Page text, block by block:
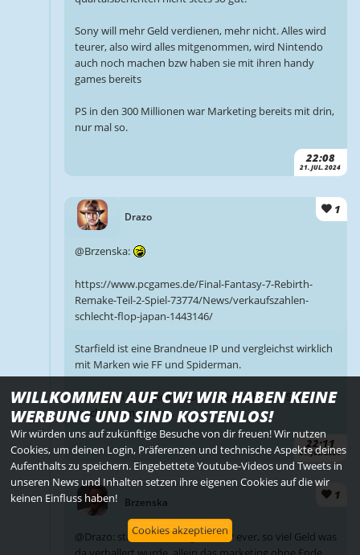
22:08
21. JUL. 2024
Sony will mehr Geld verdienen, mehr nicht. Alles wird
teurer, also wird alles mitgenommen, wird Nintendo
auch noch machen bzw haben sie mit ihren handy
games bereits
PS in den 300 Millionen war Marketing bereits mit drin,
nur mal so.
Drazo
1
22:11
21. JUL. 2024
@Brzenska:
https://www.pcgames.de/Final-Fantasy-7-Rebirth-
Remake-Teil-2-Spiel-73774/News/verkaufszahlen-
schlecht-flop-japan-1443146/
Starfield ist eine Brandneue IP und vergleichst wirklich
mit Marken wie FF und Spiderman.
Die Zahlen im berichten sind eben nicht gut. Sony
macht kaum gewinn.
Brzenska
1
@Drazo: starfield ist die größte IP ever, so viel Geld was
WILLKOMMEN AUF CW! WIR HABEN KEINE
WERBUNG UND SIND KOSTENLOS!
Wir würden uns auf zukünftige Besuche von dir freuen! Wir nutzen
Cookies, um deinen Login, Präferenzen und technische Aspekte deines
Aufenthalts zu speichern. Eingebettete Youtube-Videos und Tweets in
unseren News und Inhalten setzen ihre eigenen Cookies auf die wir
keinen Einfluss haben!
Cookies akzeptieren